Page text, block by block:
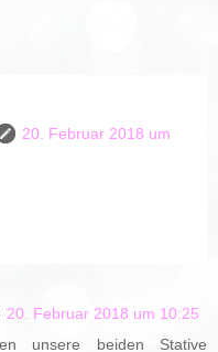
20. Februar 2018 um
20. Februar 2018 um 10:25
unsere beiden Stative